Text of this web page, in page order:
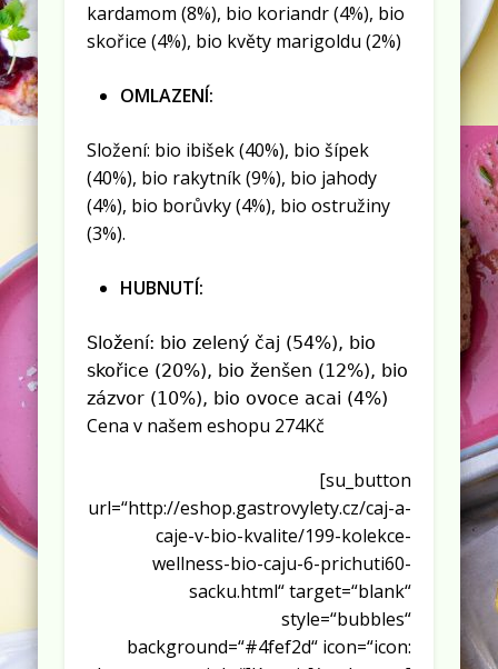
kardamom (8%), bio koriandr (4%), bio
skořice (4%), bio květy marigoldu (2%)
OMLAZENÍ:
Složení: bio ibišek (40%), bio šípek
(40%), bio rakytník (9%), bio jahody
(4%), bio borůvky (4%), bio ostružiny
(3%).
HUBNUTÍ:
Složení: bio zelený čaj (54%), bio
skořice (20%), bio ženšen (12%), bio
zázvor (10%), bio ovoce acai (4%)
Cena v našem eshopu 274Kč
[su_button
url=“http://eshop.gastrovylety.cz/caj-a-
caje-v-bio-kvalite/199-kolekce-
wellness-bio-caju-6-prichuti60-
sacku.html“ target=“blank“
style=“bubbles“
background=“#4fef2d“ icon=“icon: